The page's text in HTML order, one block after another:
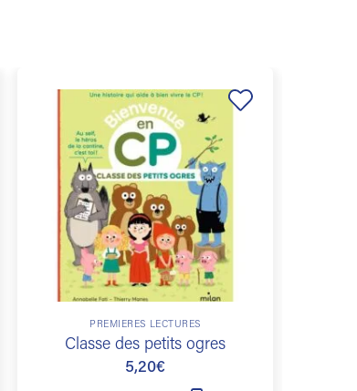
souhaits
PREMIÈRES LECTURES
Classe des petits ogres
5,20€